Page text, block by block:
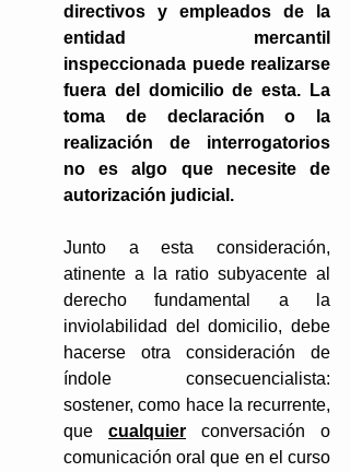
directivos y empleados de la
entidad mercantil
inspeccionada puede realizarse
fuera del domicilio de esta. La
toma de declaración o la
realización de interrogatorios
no es algo que necesite de
autorización judicial.
Junto a esta consideración,
atinente a la ratio subyacente al
derecho fundamental a la
inviolabilidad del domicilio, debe
hacerse otra consideración de
índole consecuencialista:
sostener, como hace la recurrente,
que cualquier conversación o
comunicación oral que en el curso